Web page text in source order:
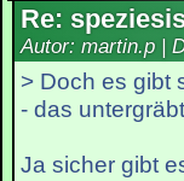
Re:
Autor: martin.p |
> Doch es gibt
- das
Ja sicher gibt